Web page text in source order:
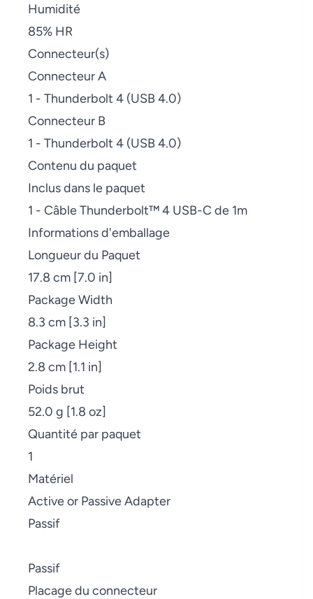
Humidité
85% HR
Connecteur(s)
Connecteur A
1 - Thunderbolt 4 (USB 4.0)
Connecteur B
1 - Thunderbolt 4 (USB 4.0)
Contenu du paquet
Inclus dans le paquet
1 - Câble Thunderbolt™ 4 USB-C de 1m
Informations d'emballage
Longueur du Paquet
17.8 cm [7.0 in]
Package Width
8.3 cm [3.3 in]
Package Height
2.8 cm [1.1 in]
Poids brut
52.0 g [1.8 oz]
Quantité par paquet
1
Matériel
Active or Passive Adapter
Passif
Passif
Placage du connecteur